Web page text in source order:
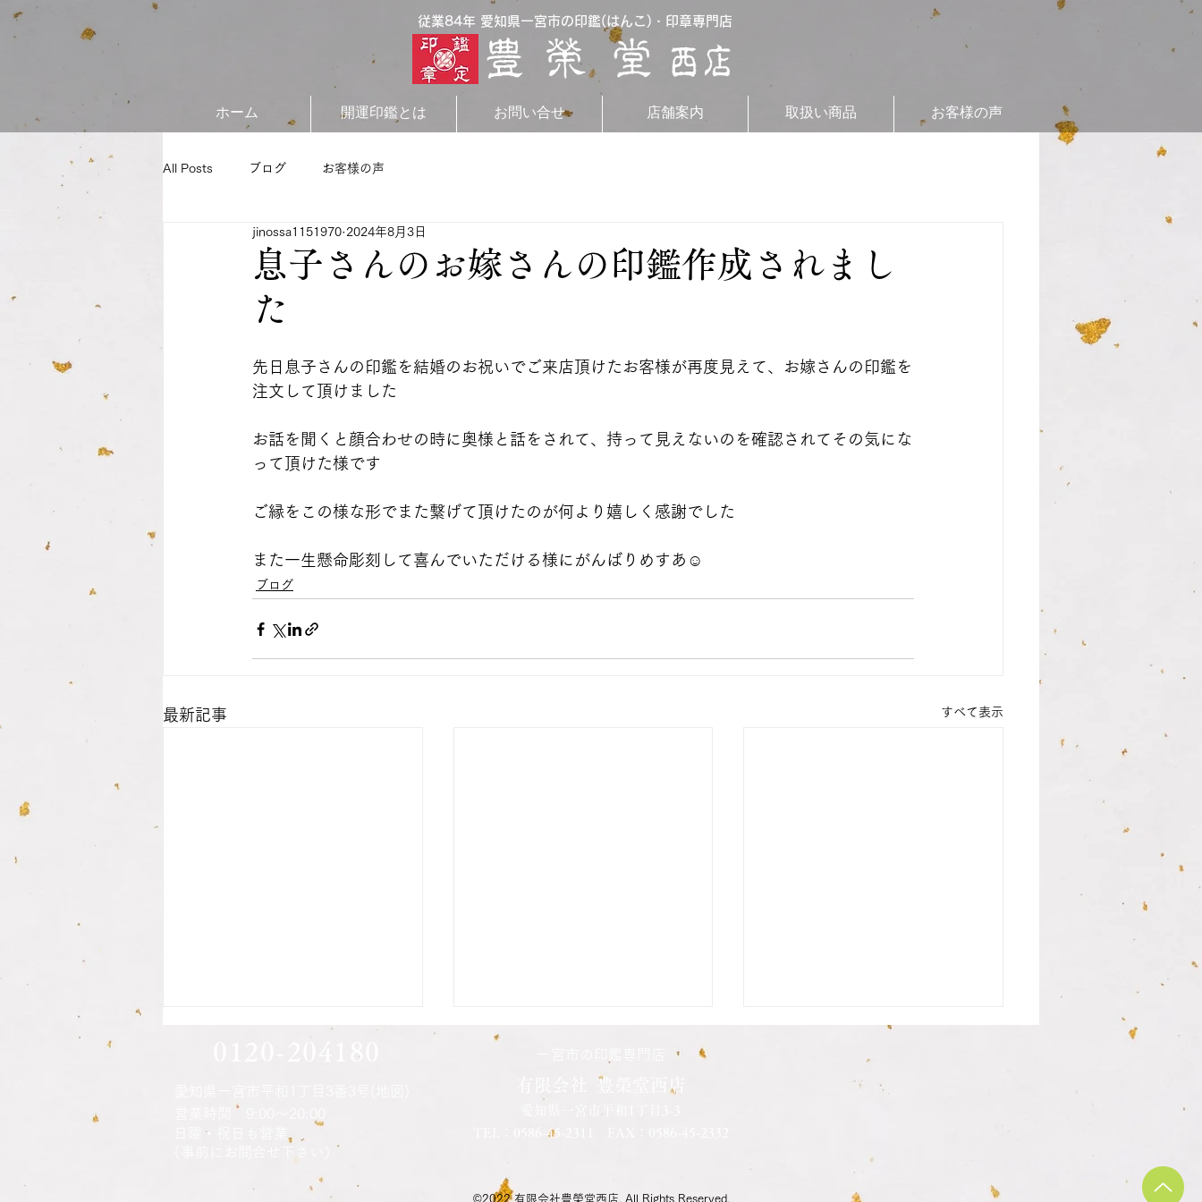
従業84年 愛知県一宮市の印鑑(はんこ)・印章専門店
ホーム 開運印鑑とは お問い合せ 店舗案内 取扱い商品 お客様の声
All Posts ブログ お客様の声
息子さんのお嫁さんの印鑑作成されまし
た
jinossa1151970 2024年8月3日
先日息子さんの印鑑を結婚のお祝いでご来店頂けたお客様が再度見えて、お嫁さんの印鑑を
注文して頂けました
お話を聞くと顔合わせの時に奥様と話をされて、持って見えないのを確認されてその気にな
って頂けた様です
ご縁をこの様な形でまた繋げて頂けたのが何より嬉しく感謝でした
また一生懸命彫刻して喜んでいただける様にがんばりめすあ☺️
ブログ
最新記事 すべて表示
ご本人さんの印鑑の納品時に説明
をさせてもらい、注文時に話して
りました 何かの機会じゃないと
二人の娘さんの印鑑納品致し
人の娘さんの印鑑を同時に作成さ
した きっかけはうちの父親と同
が銀行印を作成されに見えました
0120-204180
有限会社 豊榮堂西店
愛知県一宮市平和1丁目3-3
0586-45-2311
営業時間 9:00～20:00
​日曜・祝日も営業
（事前にお問合せ下さい）
©2022 有限会社豊榮堂西店. All Rights Reserved.